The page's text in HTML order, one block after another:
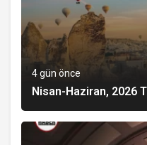
4 gün önce
Nisan-Haziran, 2026